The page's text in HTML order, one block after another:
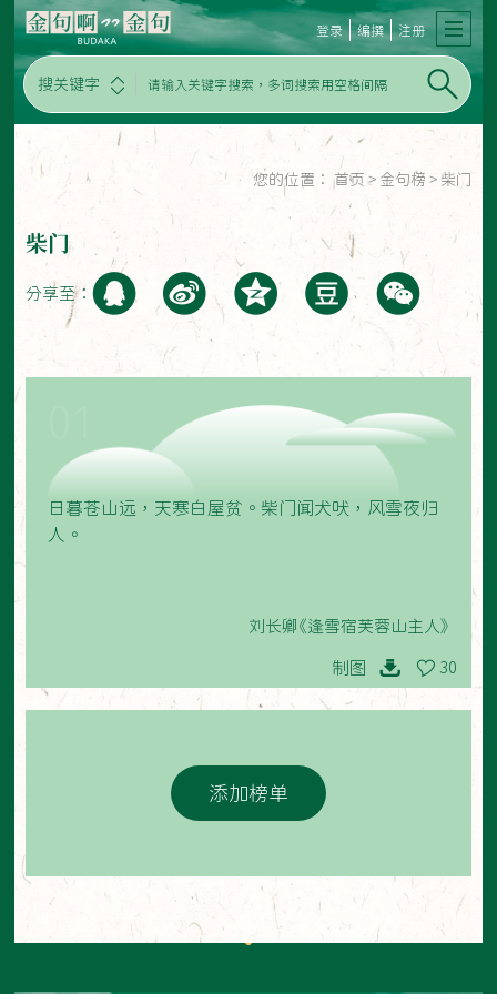
搜关键字
登录 编撰 注册
您的位置： 首页 > 金句榜 > 柴门
柴门
分享至：
日暮苍山远，天寒白屋贫。柴门闻犬吠，风雪夜归
人。
刘长卿《逢雪宿芙蓉山主人》
制图 30
添加榜单